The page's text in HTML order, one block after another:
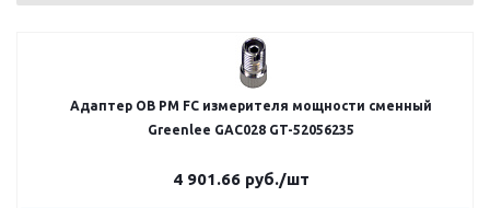
Адаптер ОВ PM FC измерителя мощности сменный
Greenlee GAC028 GT-52056235
4 901.66 руб./шт